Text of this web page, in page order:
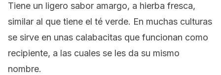
Tiene un ligero sabor amargo, a hierba fresca,
similar al que tiene el té verde. En muchas culturas
se sirve en unas calabacitas que funcionan como
recipiente, a las cuales se les da su mismo
nombre.